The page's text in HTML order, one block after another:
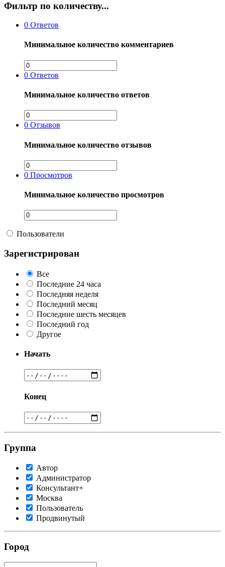
Фильтр по количеству...
0 Ответов
Минимальное количество комментариев
0 Ответов
Минимальное количество ответов
0 Отзывов
Минимальное количество отзывов
0 Просмотров
Минимальное количество просмотров
Пользователи
Зарегистрирован
Все
Последние 24 часа
Последняя неделя
Последний месяц
Последние шесть месяцев
Последний год
Другое
Начать
Конец
Группа
Автор
Администратор
Консультант+
Москва
Пользователь
Продвинутый
Город